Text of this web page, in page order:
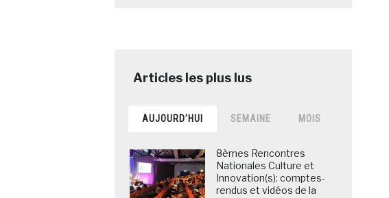
AUJOURD’HUI SEMAINE MOIS
8èmes Rencontres
Nationales Culture et
Innovation(s): comptes-
rendus et vidéos de la